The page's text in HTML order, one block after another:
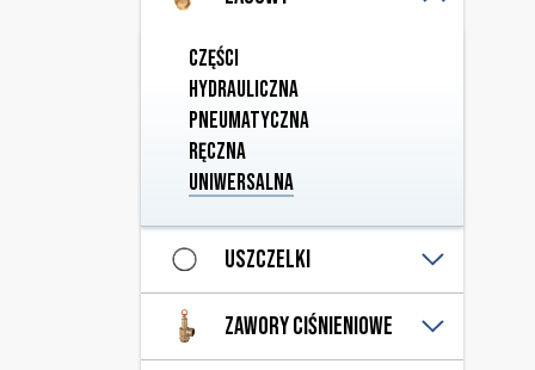
Części
Hydrauliczna
Pneumatyczna
Ręczna
Uniwersalna
Uszczelki
Gumowe dennic
Gumowe łączników
Zawory ciśnieniowe